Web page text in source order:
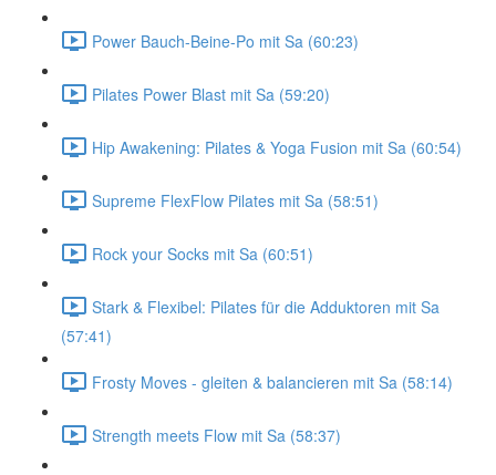
Power Bauch-Beine-Po mit Sa (60:23)
Pilates Power Blast mit Sa (59:20)
Hip Awakening: Pilates & Yoga Fusion mit Sa (60:54)
Supreme FlexFlow Pilates mit Sa (58:51)
Rock your Socks mit Sa (60:51)
Stark & Flexibel: Pilates für die Adduktoren mit Sa
(57:41)
Frosty Moves - gleiten & balancieren mit Sa (58:14)
Strength meets Flow mit Sa (58:37)